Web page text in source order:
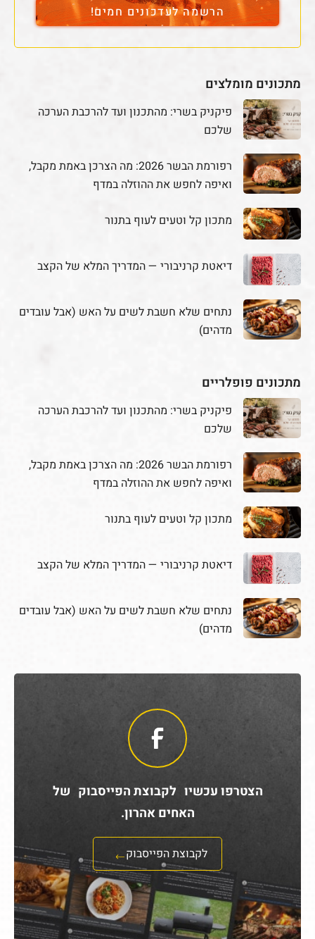
הרשמה לעדכונים חמים!
מתכונים מומלצים
פיקניק בשרי: מהתכנון ועד להרכבת הערכה
שלכם
רפורמת הבשר 2026: מה הצרכן באמת מקבל,
ואיפה לחפש את ההוזלה במדף
מתכון קל וטעים לעוף בתנור
דיאטת קרניבורי — המדריך המלא של הקצב
נתחים שלא חשבת לשים על האש (אבל עובדים
מדהים)
מתכונים פופלריים
פיקניק בשרי: מהתכנון ועד להרכבת הערכה
שלכם
רפורמת הבשר 2026: מה הצרכן באמת מקבל,
ואיפה לחפש את ההוזלה במדף
מתכון קל וטעים לעוף בתנור
דיאטת קרניבורי — המדריך המלא של הקצב
נתחים שלא חשבת לשים על האש (אבל עובדים
מדהים)
הצטרפו עכשיו לקבוצת הפייסבוק של
האחים אהרון.
לקבוצת הפייסבוק